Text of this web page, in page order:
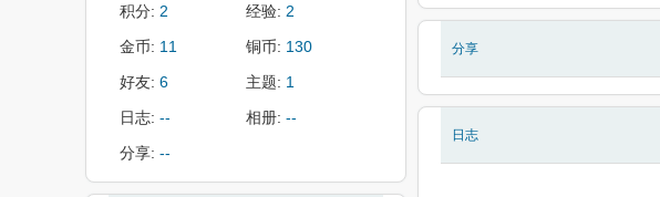
积分: 2 经验: 2
金币: 11 铜币: 130
好友: 6 主题: 1
日志: -- 相册: --
分享: --
分享
日志